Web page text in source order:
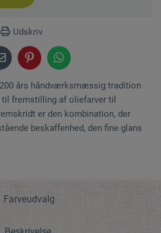
Udskriv
års håndværksmæssig tradition
fremstilling af oliefarver til
er den kombination, der
beskaffenhed, den fine glans
Farveudvalg